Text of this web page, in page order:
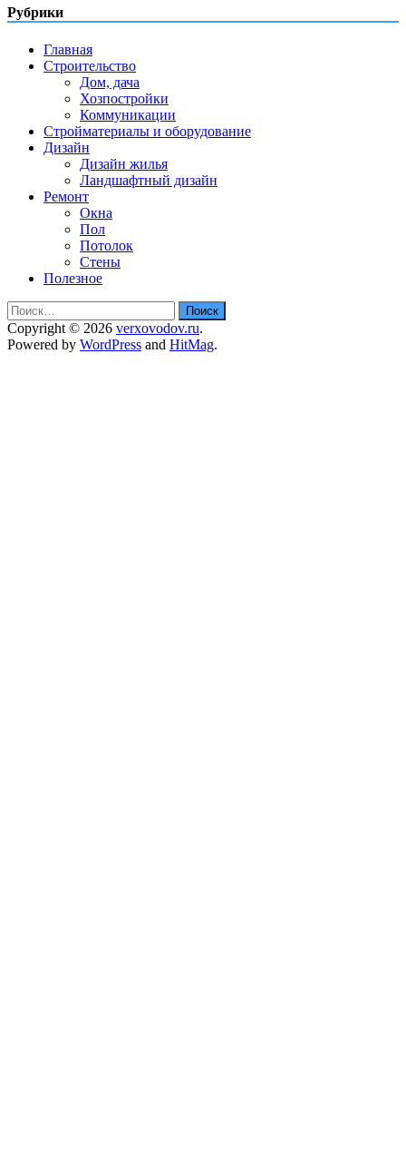
Рубрики
Главная
Строительство
Дом, дача
Хозпостройки
Коммуникации
Стройматериалы и оборудование
Дизайн
Дизайн жилья
Ландшафтный дизайн
Ремонт
Окна
Пол
Потолок
Стены
Полезное
Найти:
Copyright © 2026 verxovodov.ru.
Powered by WordPress and HitMag.